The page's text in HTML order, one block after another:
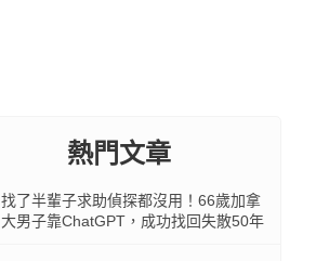
熱門文章
找了半輩子求助偵探都沒用！66歲加拿
大男子靠ChatGPT，成功找回失散50年